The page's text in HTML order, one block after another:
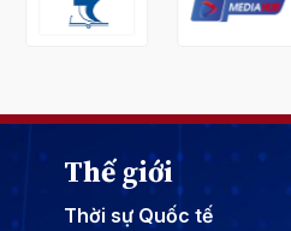
Thế giới
Thời sự Quốc tế